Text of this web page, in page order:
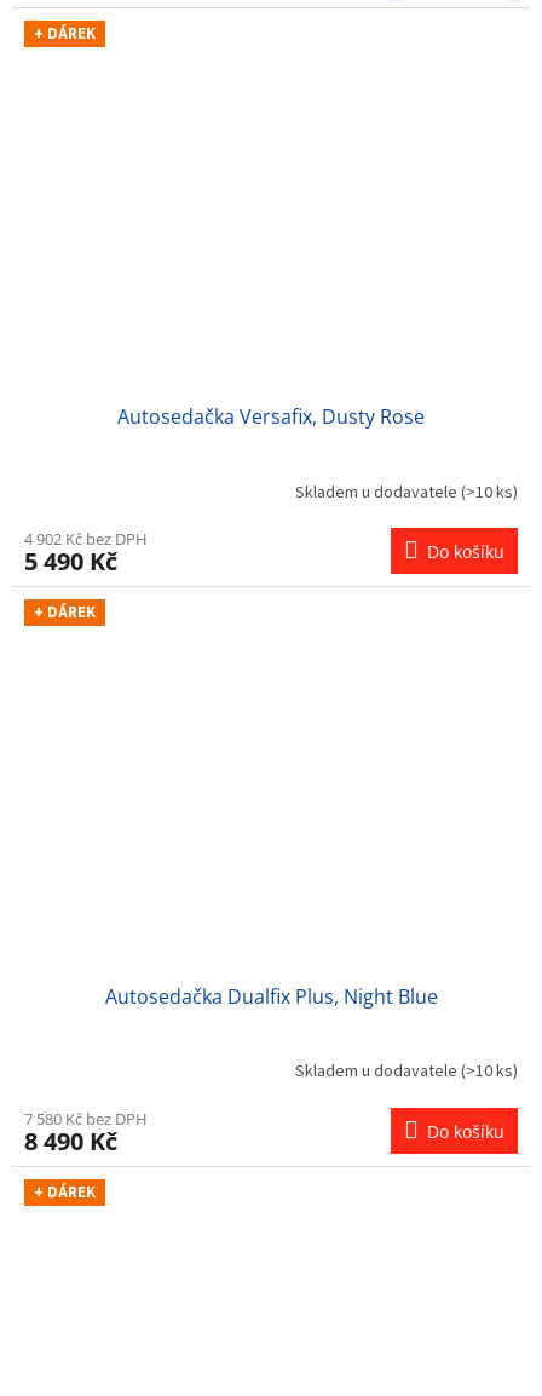
+ DÁREK
Autosedačka Versafix, Dusty Rose
Skladem u dodavatele (>10 ks)
4 902 Kč bez DPH
5 490 Kč Do košíku
+ DÁREK
Autosedačka Dualfix Plus, Night Blue
Skladem u dodavatele (>10 ks)
7 580 Kč bez DPH
8 490 Kč Do košíku
+ DÁREK